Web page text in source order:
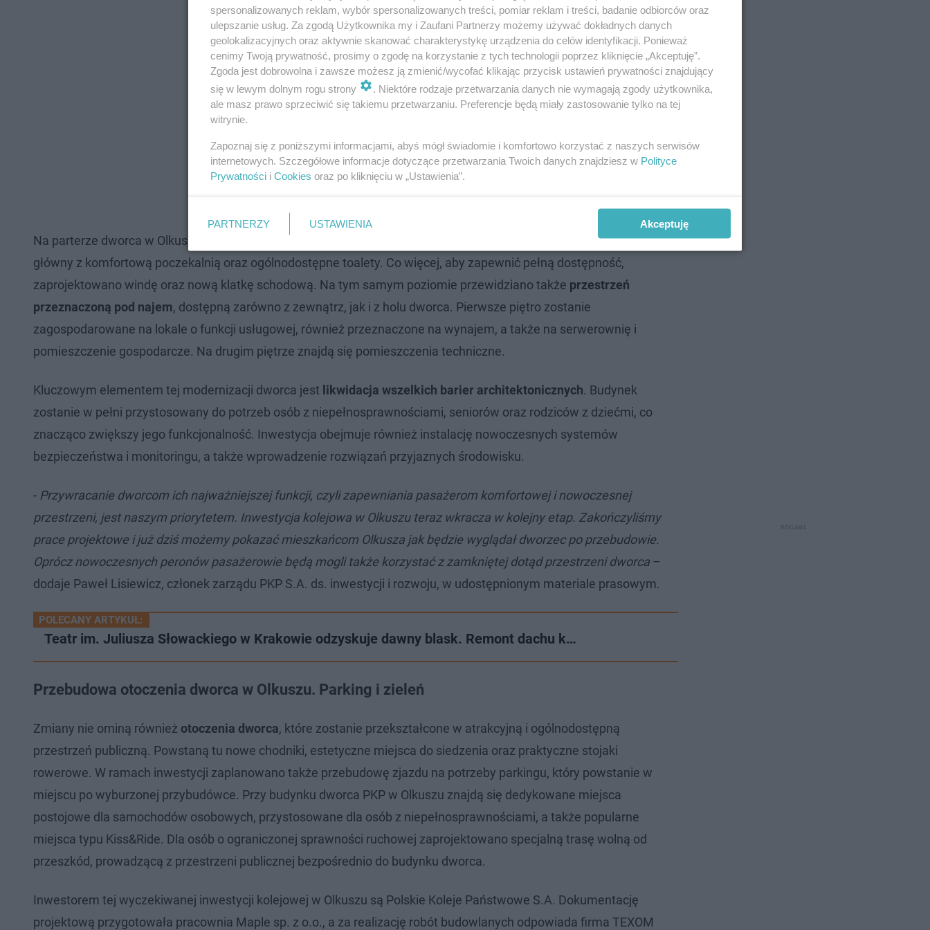
Na parterze dworca w Olkuszu znajdzie się
. Powstanie tam nowoczesny hol
główny z komfortową poczekalnią oraz ogólnodostępne toalety. Co więcej, aby zapewnić pełną dostępność,
zaprojektowano windę oraz nową klatkę schodową. Na tym samym poziomie przewidziano także przestrzeń
przeznaczoną pod najem, dostępną zarówno z zewnątrz, jak i z holu dworca. Pierwsze piętro zostanie
zagospodarowane na lokale o funkcji usługowej, również przeznaczone na wynajem, a także na serwerownię i
pomieszczenie gospodarcze. Na drugim piętrze znajdą się pomieszczenia techniczne.
Kluczowym elementem tej modernizacji dworca jest likwidacja wszelkich barier architektonicznych. Budynek
zostanie w pełni przystosowany do potrzeb osób z niepełnosprawnościami, seniorów oraz rodziców z dziećmi, co
znacząco zwiększy jego funkcjonalność. Inwestycja obejmuje również instalację nowoczesnych systemów
bezpieczeństwa i monitoringu, a także wprowadzenie rozwiązań przyjaznych środowisku.
- Przywracanie dworcom ich najważniejszej funkcji, czyli zapewniania pasażerom komfortowej i nowoczesnej
przestrzeni, jest naszym priorytetem. Inwestycja kolejowa w Olkuszu teraz wkracza w kolejny etap. Zakończyliśmy
prace projektowe i już dziś możemy pokazać mieszkańcom Olkusza jak będzie wyglądał dworzec po przebudowie.
Oprócz nowoczesnych peronów pasażerowie będą mogli także korzystać z zamkniętej dotąd przestrzeni dworca –
dodaje Paweł Lisiewicz, członek zarządu PKP S.A. ds. inwestycji i rozwoju, w udostępnionym materiale prasowym.
POLECANY ARTYKUŁ:
Teatr im. Juliusza Słowackiego w Krakowie odzyskuje dawny blask. Remont dachu k…
Przebudowa otoczenia dworca w Olkuszu. Parking i zieleń
Zmiany nie ominą również otoczenia dworca, które zostanie przekształcone w atrakcyjną i ogólnodostępną
przestrzeń publiczną. Powstaną tu nowe chodniki, estetyczne miejsca do siedzenia oraz praktyczne stojaki
rowerowe. W ramach inwestycji zaplanowano także przebudowę zjazdu na potrzeby parkingu, który powstanie w
miejscu po wyburzonej przybudówce. Przy budynku dworca PKP w Olkuszu znajdą się dedykowane miejsca
postojowe dla samochodów osobowych, przystosowane dla osób z niepełnosprawnościami, a także popularne
miejsca typu Kiss&Ride. Dla osób o ograniczonej sprawności ruchowej zaprojektowano specjalną trasę wolną od
przeszkód, prowadzącą z przestrzeni publicznej bezpośrednio do budynku dworca.
Inwestorem tej wyczekiwanej inwestycji kolejowej w Olkuszu są Polskie Koleje Państwowe S.A. Dokumentację
projektową przygotowała pracownia Maple sp. z o.o., a za realizację robót budowlanych odpowiada firma TEXOM
spersonalizowanych reklam, wybór spersonalizowanych treści, pomiar reklam i treści, badanie odbiorców oraz
ulepszanie usług. Za zgodą Użytkownika my i Zaufani Partnerzy możemy używać dokładnych danych
geolokalizacyjnych oraz aktywnie skanować charakterystykę urządzenia do celów identyfikacji. Ponieważ
cenimy Twoją prywatność, prosimy o zgodę na korzystanie z tych technologii poprzez kliknięcie „Akceptuję”.
Zgoda jest dobrowolna i zawsze możesz ją zmienić/wycofać klikając przycisk ustawień prywatności znajdujący
się w lewym dolnym rogu strony
. Niektóre rodzaje przetwarzania danych nie wymagają zgody użytkownika,
ale masz prawo sprzeciwić się takiemu przetwarzaniu. Preferencje będą miały zastosowanie tylko na tej
witrynie.
Zapoznaj się z poniższymi informacjami, abyś mógł świadomie i komfortowo korzystać z naszych serwisów
internetowych. Szczegółowe informacje dotyczące przetwarzania Twoich danych znajdziesz w Polityce
Prywatności i Cookies oraz po kliknięciu w „Ustawienia”.
PARTNERZY USTAWIENIA Akceptuję